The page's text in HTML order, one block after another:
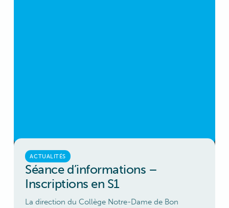
ACTUALITÉS
Séance d’informations –
Inscriptions en S1
La direction du Collège Notre-Dame de Bon